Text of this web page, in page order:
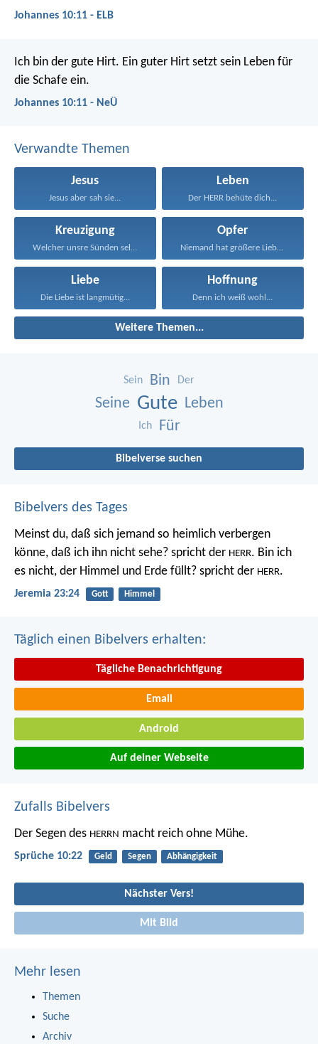
Johannes 10:11 - ELB
Ich bin der gute Hirt. Ein guter Hirt setzt sein Leben für
die Schafe ein.
Johannes 10:11 - NeÜ
Verwandte Themen
Jesus
Jesus aber sah sie...
Leben
Der HERR behüte dich...
Kreuzigung
Welcher unsre Sünden selbst...
Opfer
Niemand hat größere Liebe...
Liebe
Die Liebe ist langmütig...
Hoffnung
Denn ich weiß wohl...
Weitere Themen...
Sein Bin Der
Seine Gute Leben
Ich Für
Bibelverse suchen
Bibelvers des Tages
Meinst du, daß sich jemand so heimlich verbergen
könne, daß ich ihn nicht sehe? spricht der HERR. Bin ich
es nicht, der Himmel und Erde füllt? spricht der HERR.
Jeremia 23:24 Gott Himmel
Täglich einen Bibelvers erhalten:
Tägliche Benachrichtigung
Email
Android
Auf deiner Webseite
Zufalls Bibelvers
Der Segen des HERRN macht reich ohne Mühe.
Sprüche 10:22 Geld Segen Abhängigkeit
Nächster Vers!
Mit Bild
Mehr lesen
Themen
Suche
Archiv